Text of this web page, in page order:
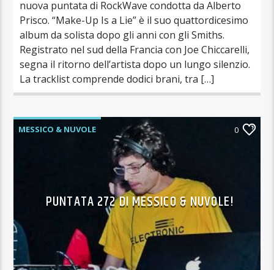
nuova puntata di RockWave condotta da Alberto
Prisco. “Make-Up Is a Lie” è il suo quattordicesimo
album da solista dopo gli anni con gli Smiths.
Registrato nel sud della Francia con Joe Chiccarelli,
segna il ritorno dell’artista dopo un lungo silenzio.
La tracklist comprende dodici brani, tra […]
MESSICO & NUVOLE 0
PUNTATA 272 DI MESSICO & NUVOLE!